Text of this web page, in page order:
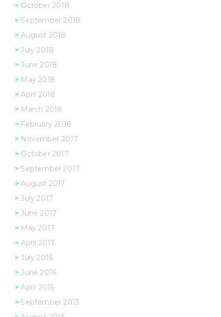
October 2018
September 2018
August 2018
July 2018
June 2018
May 2018
April 2018
March 2018
February 2018
November 2017
October 2017
September 2017
August 2017
July 2017
June 2017
May 2017
April 2017
July 2016
June 2016
April 2015
September 2013